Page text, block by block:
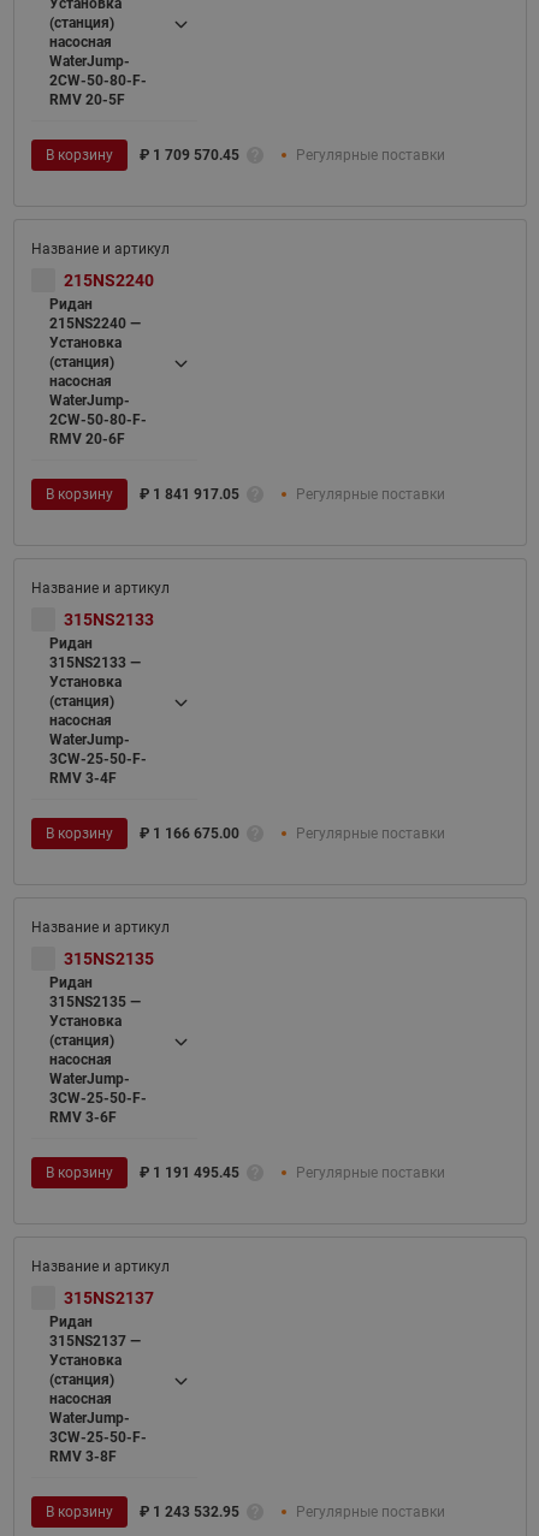
(станция)
насосная
WaterJump-
2CW-50-80-F-
RMV 20-5F
В корзину ₽ 1 709 570.45 Регулярные поставки
215NS2240
Ридан
215NS2240 —
Установка
(станция)
насосная
WaterJump-
2CW-50-80-F-
RMV 20-6F
В корзину ₽ 1 841 917.05 Регулярные поставки
315NS2133
Ридан
315NS2133 —
Установка
(станция)
насосная
WaterJump-
3CW-25-50-F-
RMV 3-4F
В корзину ₽ 1 166 675.00 Регулярные поставки
315NS2135
Ридан
315NS2135 —
Установка
(станция)
насосная
WaterJump-
3CW-25-50-F-
RMV 3-6F
В корзину ₽ 1 191 495.45 Регулярные поставки
315NS2137
Ридан
315NS2137 —
Установка
(станция)
насосная
WaterJump-
3CW-25-50-F-
RMV 3-8F
В корзину ₽ 1 243 532.95 Регулярные поставки